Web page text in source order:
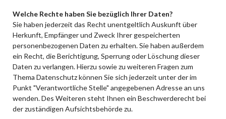
Welche Rechte haben Sie bezüglich Ihrer Daten?
Sie haben jederzeit das Recht unentgeltlich Auskunft über
Herkunft, Empfänger und Zweck Ihrer gespeicherten
personenbezogenen Daten zu erhalten. Sie haben außerdem
ein Recht, die Berichtigung, Sperrung oder Löschung dieser
Daten zu verlangen. Hierzu sowie zu weiteren Fragen zum
Thema Datenschutz können Sie sich jederzeit unter der im
Punkt "Verantwortliche Stelle" angegebenen Adresse an uns
wenden. Des Weiteren steht Ihnen ein Beschwerderecht bei
der zuständigen Aufsichtsbehörde zu.